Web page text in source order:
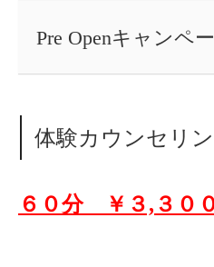
Pre Openキャンペ
体験カウンセリ
６０分 ￥３,３０